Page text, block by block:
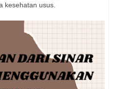
kesehatan usus.